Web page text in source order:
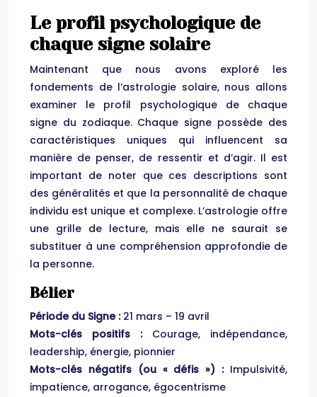
Le profil psychologique de
chaque signe solaire
Maintenant que nous avons exploré les
fondements de l’astrologie solaire, nous allons
examiner le profil psychologique de chaque
signe du zodiaque. Chaque signe possède des
caractéristiques uniques qui influencent sa
manière de penser, de ressentir et d’agir. Il est
important de noter que ces descriptions sont
des généralités et que la personnalité de chaque
individu est unique et complexe. L’astrologie offre
une grille de lecture, mais elle ne saurait se
substituer à une compréhension approfondie de
la personne.
Bélier
Période du Signe : 21 mars – 19 avril
Mots-clés positifs : Courage, indépendance,
leadership, énergie, pionnier
Mots-clés négatifs (ou « défis ») : Impulsivité,
impatience, arrogance, égocentrisme